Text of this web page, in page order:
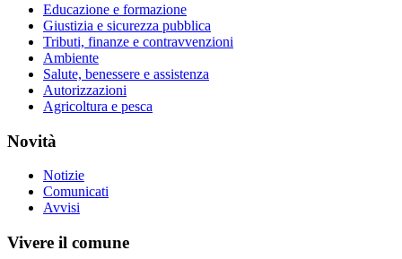
Educazione e formazione
Giustizia e sicurezza pubblica
Tributi, finanze e contravvenzioni
Ambiente
Salute, benessere e assistenza
Autorizzazioni
Agricoltura e pesca
Novità
Notizie
Comunicati
Avvisi
Vivere il comune